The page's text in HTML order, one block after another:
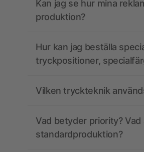
Kan jag se hur mina
produktion?
Hur kan jag beställa
tryckpositioner,
Vilken tryckteknik
Vad betyder priority?
standardproduktion?